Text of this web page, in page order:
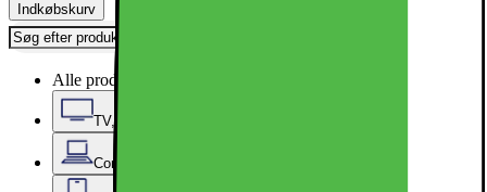
Indkøbskurv
Alle produkter
TV, Lyd & Smart Home
Computer & Kontor